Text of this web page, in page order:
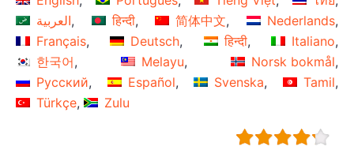
العربية
हिन्दी 简体中文
Nederlands
Français
Deutsch हिन्दी
Italiano
한국어
Melayu
Norsk bokmål
Русский
Español Svenska
Tamil
Türkçe
Zulu